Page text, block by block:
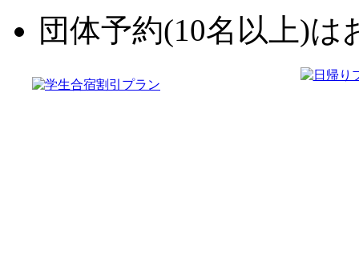
団体予約(10名以上)は